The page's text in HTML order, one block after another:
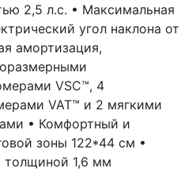
2,5 л.с. • Максимальная
угол наклона от
амортизация,
VSC™, 4
VAT™ и 2 мягкими
• Комфортный и
зоны 122*44 см •
толщиной 1,6 мм